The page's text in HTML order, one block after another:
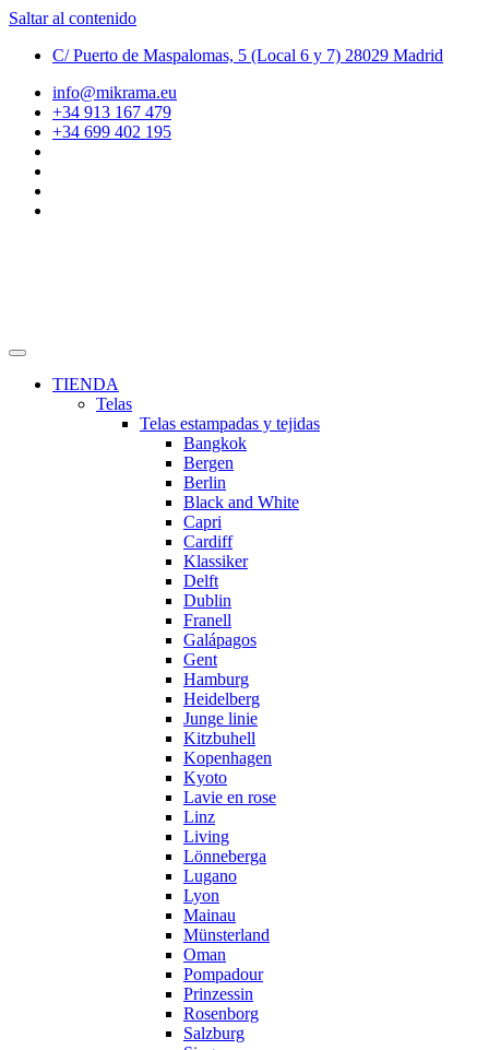
Saltar al contenido
C/ Puerto de Maspalomas, 5 (Local 6 y 7) 28029 Madrid
info@mikrama.eu
+34 913 167 479
+34 699 402 195
TIENDA
Telas
Telas estampadas y tejidas
Bangkok
Bergen
Berlin
Black and White
Capri
Cardiff
Klassiker
Delft
Dublin
Franell
Galápagos
Gent
Hamburg
Heidelberg
Junge linie
Kitzbuhell
Kopenhagen
Kyoto
Lavie en rose
Linz
Living
Lönneberga
Lugano
Lyon
Mainau
Münsterland
Oman
Pompadour
Prinzessin
Rosenborg
Salzburg